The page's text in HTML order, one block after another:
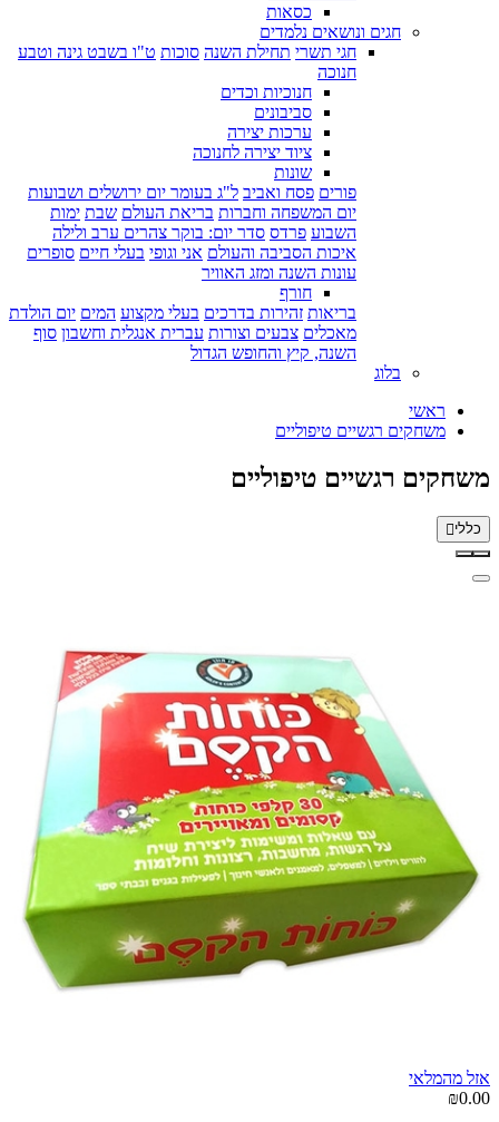
כסאות
חגים ונושאים נלמדים
חגי תשרי תחילת השנה סוכות ט"ו בשבט גינה וטבע
חנוכה
חנוכיות וכדים
סביבונים
ערכות יצירה
ציוד יצירה לחנוכה
שונות
פורים פסח ואביב ל"ג בעומר יום ירושלים ושבועות
יום המשפחה וחברות בריאת העולם שבת ימות
השבוע פרדס סדר יום: בוקר צהרים ערב ולילה
איכות הסביבה והעולם אני וגופי בעלי חיים סופרים
עונות השנה ומזג האוויר
חורף
בריאות זהירות בדרכים בעלי מקצוע המים יום הולדת
מאכלים צבעים וצורות עברית אנגלית וחשבון סוף
השנה, קיץ והחופש הגדול
בלוג
ראשי
משחקים רגשיים טיפוליים
משחקים רגשיים טיפוליים
כללי
אזל מהמלאי
₪0.00